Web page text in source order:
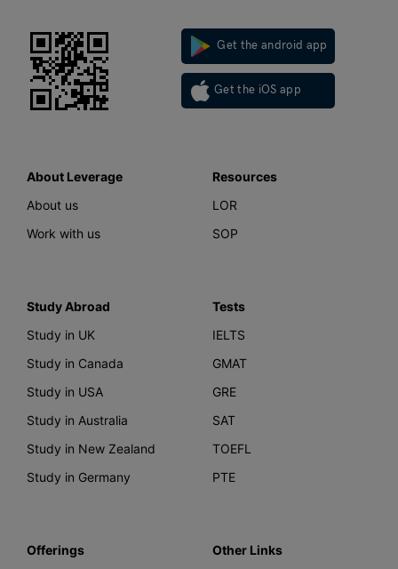
Get the android app
Get the iOS app
About Leverage
About us
Work with us
Resources
LOR
SOP
Study Abroad
Study in UK
Study in Canada
Study in USA
Study in Australia
Study in New Zealand
Study in Germany
Tests
IELTS
GMAT
GRE
SAT
TOEFL
PTE
Offerings
Other Links